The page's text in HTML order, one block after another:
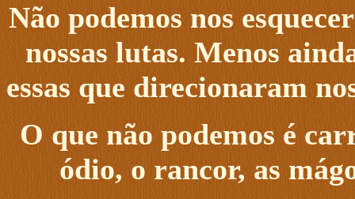
Não podemos nos
nossas lutas. Menos
essas que direcionaram
O que não podemos é
ódio, o rancor, as